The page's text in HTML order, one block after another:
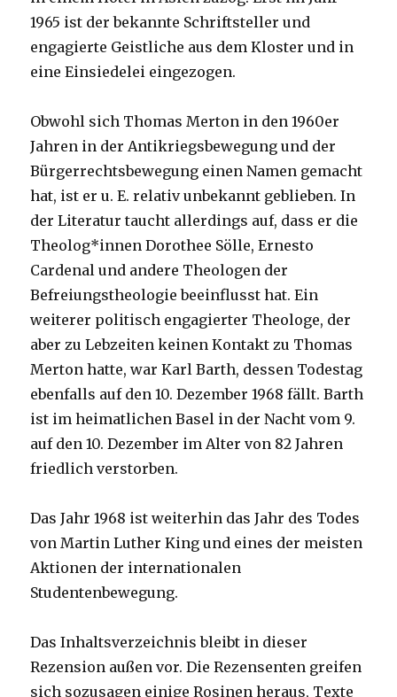
1965 ist der bekannte Schriftsteller und
engagierte Geistliche aus dem Kloster und in
eine Einsiedelei eingezogen.
Obwohl sich Thomas Merton in den 1960er
Jahren in der Antikriegsbewegung und der
Bürgerrechtsbewegung einen Namen gemacht
hat, ist er u. E. relativ unbekannt geblieben. In
der Literatur taucht allerdings auf, dass er die
Theolog*innen Dorothee Sölle, Ernesto
Cardenal und andere Theologen der
Befreiungstheologie beeinflusst hat. Ein
weiterer politisch engagierter Theologe, der
aber zu Lebzeiten keinen Kontakt zu Thomas
Merton hatte, war Karl Barth, dessen Todestag
ebenfalls auf den 10. Dezember 1968 fällt. Barth
ist im heimatlichen Basel in der Nacht vom 9.
auf den 10. Dezember im Alter von 82 Jahren
friedlich verstorben.
Das Jahr 1968 ist weiterhin das Jahr des Todes
von Martin Luther King und eines der meisten
Aktionen der internationalen
Studentenbewegung.
Das Inhaltsverzeichnis bleibt in dieser
Rezension außen vor. Die Rezensenten greifen
sich sozusagen einige Rosinen heraus, Texte